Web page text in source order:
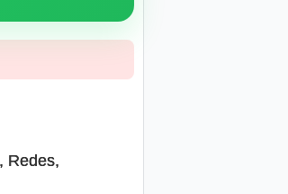
Redes,